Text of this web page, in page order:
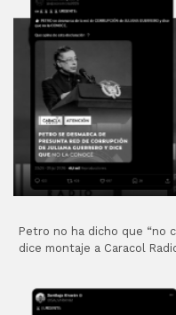
Petro no ha dicho que “no
dice montaje a Caracol